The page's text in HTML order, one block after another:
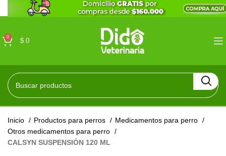
0
$ 0
Inicio Productos para perros
Medicamentos para perro
Otros medicamentos para perro
CALSYN SUSPENSIÓN 120 ML